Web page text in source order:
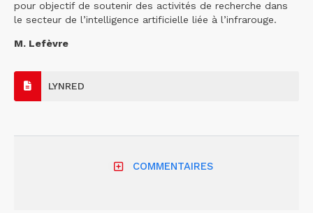
pour objectif de soutenir des activités de recherche dans
le secteur de l’intelligence artificielle liée à l’infrarouge.
M. Lefèvre
LYNRED
COMMENTAIRES